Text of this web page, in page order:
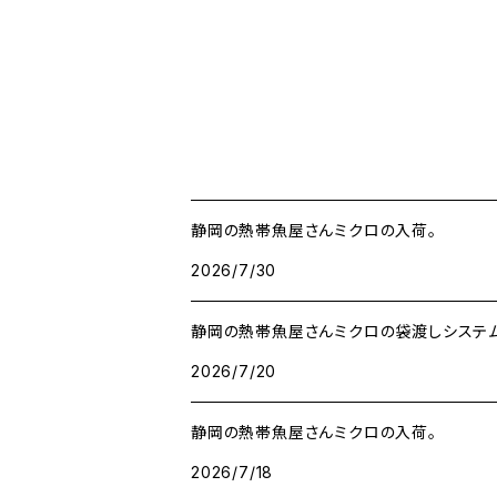
静岡の熱帯魚屋さんミクロの入荷。
2026/7/30
静岡の熱帯魚屋さんミクロの袋渡しシステ
2026/7/20
静岡の熱帯魚屋さんミクロの入荷。
2026/7/18